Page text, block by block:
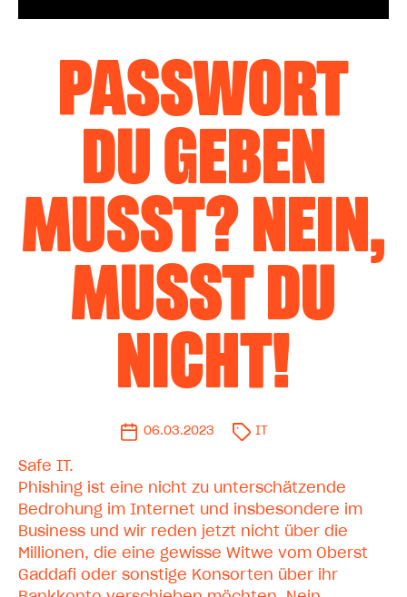
PASSWORT
DU GEBEN
MUSST? NEIN,
MUSST DU
NICHT!
06.03.2023 IT
Safe IT.
Phishing ist eine nicht zu unterschätzende
Bedrohung im Internet und insbesondere im
Business und wir reden jetzt nicht über die
Millionen, die eine gewisse Witwe vom Oberst
Gaddafi oder sonstige Konsorten über ihr